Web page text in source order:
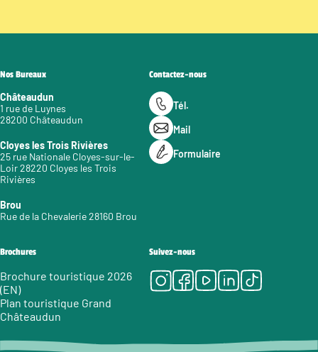
Nos Bureaux
Châteaudun
1 rue de Luynes
28200 Châteaudun
Cloyes les Trois Rivières
25 rue Nationale Cloyes-sur-le-
Loir 28220 Cloyes les Trois
Rivières
Brou
Rue de la Chevalerie 28160 Brou
Contactez-nous
Tél.
Mail
Formulaire
Brochures
Brochure touristique 2026
(EN)
Plan touristique Grand
Châteaudun
Suivez-nous
Instagram
Facebook
Youtube
LinkedIn
Tiktok